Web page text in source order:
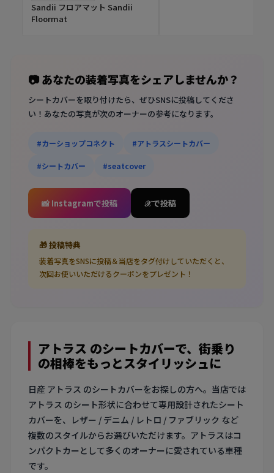
Sandii フロアマット Sandii
Floormat
📷 あなたの装着写真をシェアしませんか？
シートカバーを取り付けたら、ぜひSNSに投稿してくださ
い！あなたの写真が次のオーナーの参考になります。
#カーショップコネクト #アトラスシートカバー
#シートカバー #seatcover
📸 Instagramで投稿 𝒳 で投稿
🎁 投稿特典
装着写真をSNSに投稿＆当店をタグ付けしていただくと、
次回お使いいただけるクーポンをプレゼント！
アトラス のシートカバーで、街乗り
の相棒をもっとスタイリッシュに
日産 アトラス のシートカバーをお探しの方へ。当店では
アトラス のシート形状に合わせて専用設計されたシート
カバーを、レザー / デニム / レトロ / ファブリック など
複数のスタイルからお選びいただけます。アトラスはコ
ンパクトカーとして多くのオーナーに愛されている車種
です。